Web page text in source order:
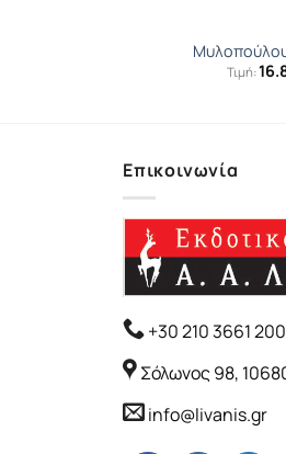
Τιμή:
Επικοινωνία
+30 210 3661 200
Σόλωνος 98,
info@livanis.gr